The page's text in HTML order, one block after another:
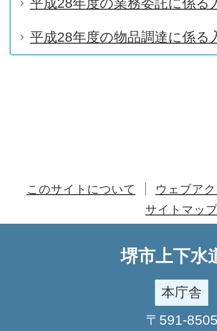
平成28年度の業務委託に係る
平成28年度の物品調達に係る
このサイトについて
ウェブア
サイトマッ
堺市上下水
本庁舎
〒591-